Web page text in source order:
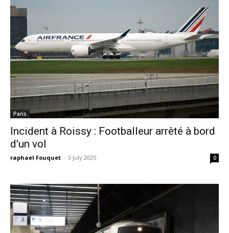
Paris
Incident à Roissy : Footballeur arrêté à bord
d’un vol
raphael Fouquet - 3 July 2025 0